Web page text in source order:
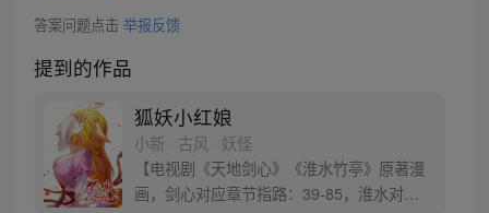
答案问题点击 举报反馈
提到的作品
狐妖小红娘
小新 · 古风 · 妖怪
【电视剧《天地剑心》《淮水竹亭》原著漫
画，剑心对应章节指路：39-85，淮水对应